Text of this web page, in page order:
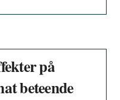
på
beteende